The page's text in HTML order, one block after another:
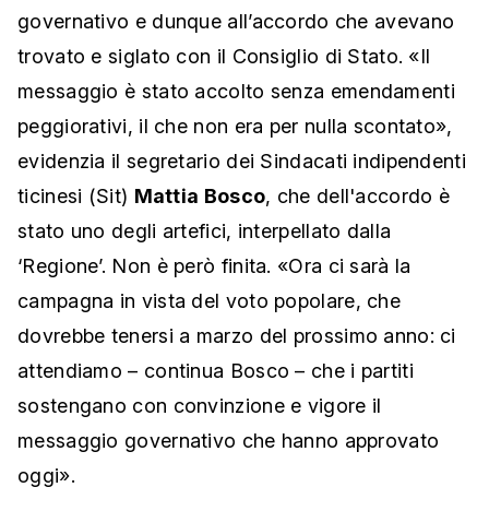
governativo e dunque all’accordo che avevano
trovato e siglato con il Consiglio di Stato. «Il
messaggio è stato accolto senza emendamenti
peggiorativi, il che non era per nulla scontato»,
evidenzia il segretario dei Sindacati indipendenti
ticinesi (Sit) Mattia Bosco, che dell'accordo è
stato uno degli artefici, interpellato dalla
‘Regione’. Non è però finita. «Ora ci sarà la
campagna in vista del voto popolare, che
dovrebbe tenersi a marzo del prossimo anno: ci
attendiamo – continua Bosco – che i partiti
sostengano con convinzione e vigore il
messaggio governativo che hanno approvato
oggi».